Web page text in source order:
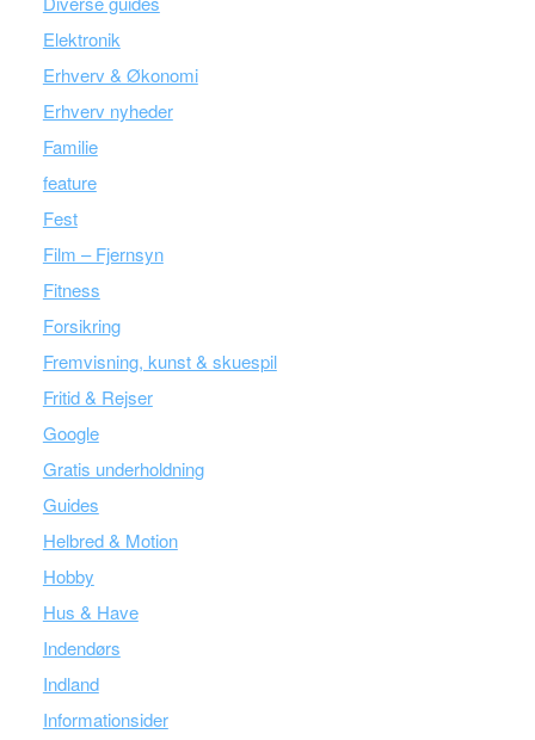
Elektronik
Erhverv & Økonomi
Erhverv nyheder
Familie
feature
Fest
Film – Fjernsyn
Fitness
Forsikring
Fremvisning, kunst & skuespil
Fritid & Rejser
Google
Gratis underholdning
Guides
Helbred & Motion
Hobby
Hus & Have
Indendørs
Indland
Informationsider